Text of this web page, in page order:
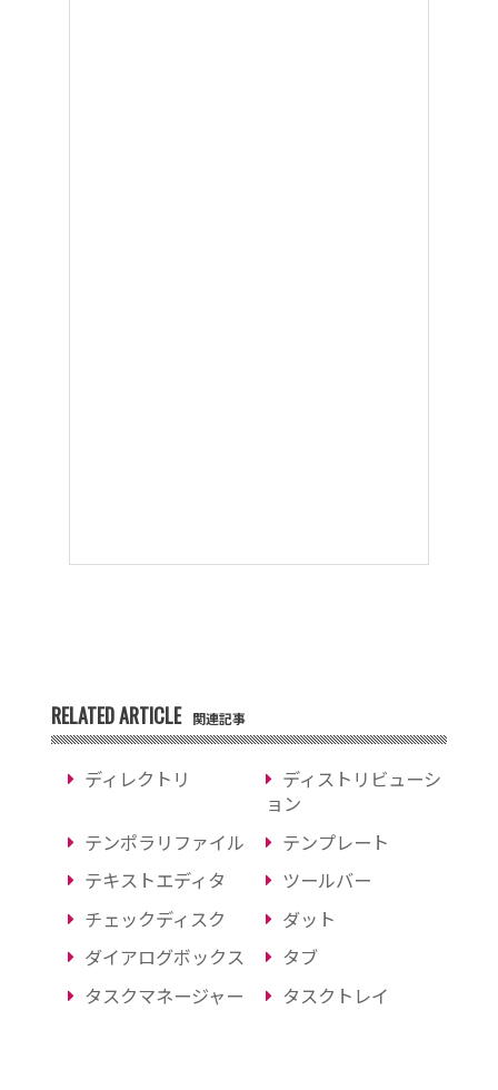
RELATED ARTICLE 関連記事
ディレクトリ
ディストリビューシ
ョン
テンポラリファイル
テンプレート
テキストエディタ
ツールバー
チェックディスク
ダット
ダイアログボックス
タブ
タスクマネージャー
タスクトレイ